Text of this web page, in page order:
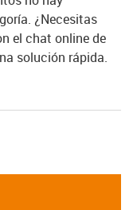
¿Necesitas
el chat online de
solución rápida.